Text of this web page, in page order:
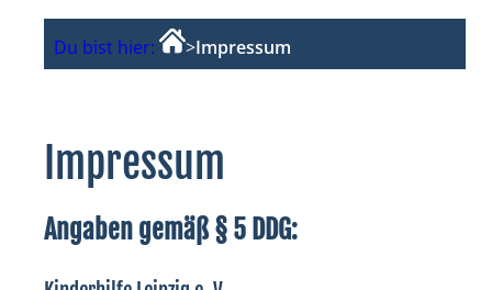
Du bist hier: >Impressum
Impressum
Angaben gemäß § 5 DDG: